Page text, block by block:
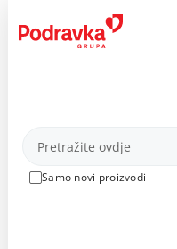
content
Proizvodi
Samo novi proizvodi